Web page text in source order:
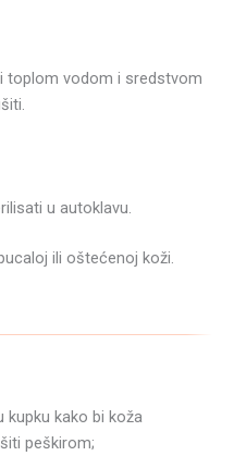
toplom vodom i sredstvom
u autoklavu.
ili oštećenoj koži.
kako bi koža
peškirom;